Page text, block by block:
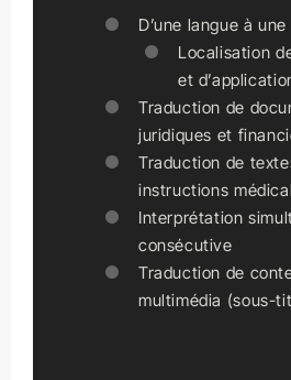
D’une langue à
Localisation
et
Traduction de
juridiques et
Traduction de
instructions
Interprétation
consécutive
Traduction de
multimédia (sous-